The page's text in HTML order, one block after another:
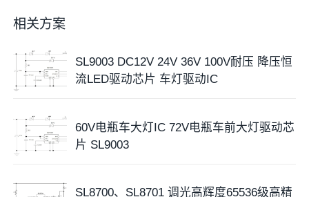
相关方案
SL9003 DC12V 24V 36V 100V耐压 降压恒
流LED驱动芯片 车灯驱动IC
60V电瓶车大灯IC 72V电瓶车前大灯驱动芯
片 SL9003
SL8700、SL8701 调光高辉度65536级高精